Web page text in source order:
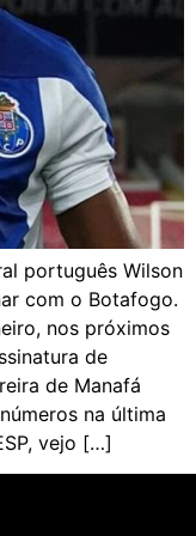
português Wilson
com o Botafogo.
nos próximos
de
de Manafá
na última
vejo […]